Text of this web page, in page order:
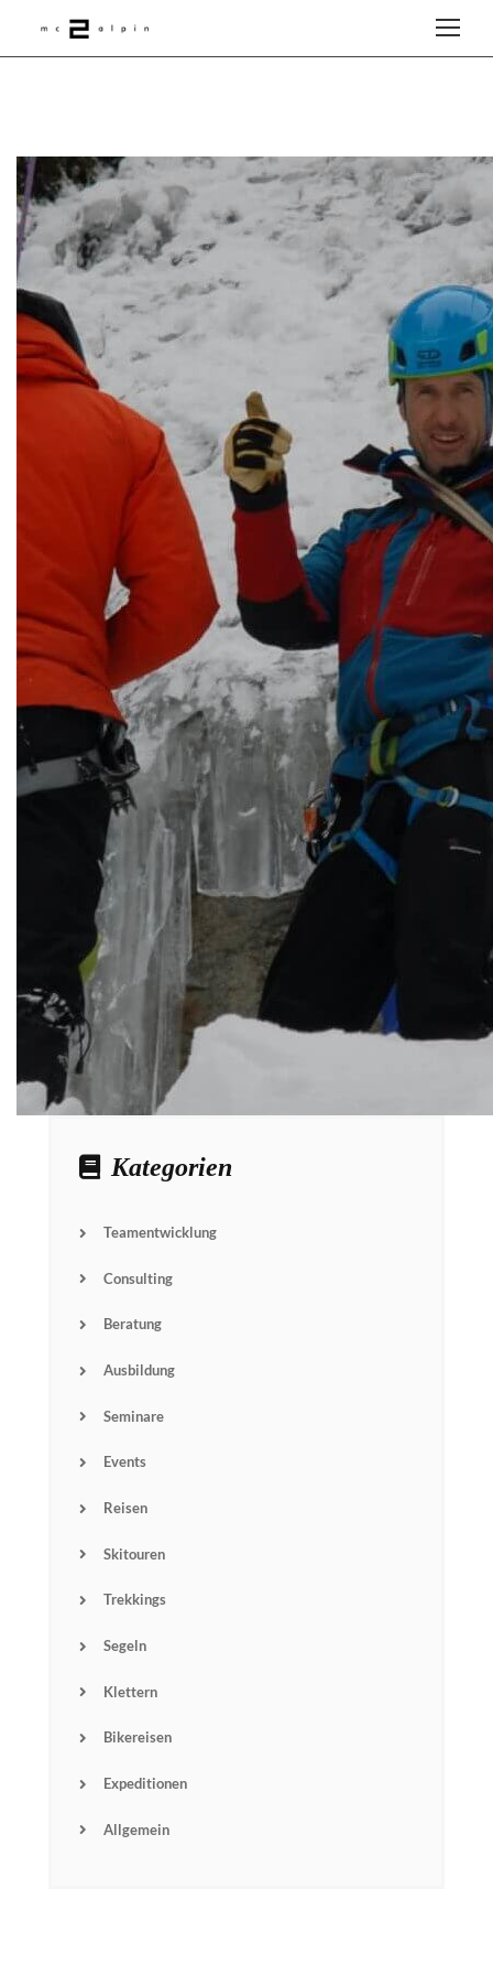
Kategorien
Teamentwicklung
Consulting
Beratung
Ausbildung
Seminare
Events
Reisen
Skitouren
Trekkings
Segeln
Klettern
Bikereisen
Expeditionen
Allgemein